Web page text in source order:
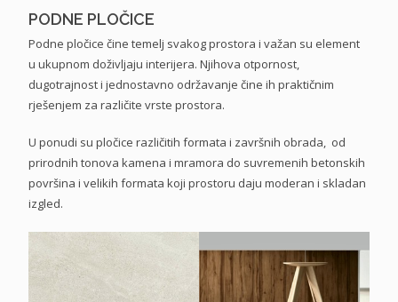
PODNE PLOČICE
Podne pločice čine temelj svakog prostora i važan su element
u ukupnom doživljaju interijera. Njihova otpornost,
dugotrajnost i jednostavno održavanje čine ih praktičnim
rješenjem za različite vrste prostora.
U ponudi su pločice različitih formata i završnih obrada, od
prirodnih tonova kamena i mramora do suvremenih betonskih
površina i velikih formata koji prostoru daju moderan i skladan
izgled.